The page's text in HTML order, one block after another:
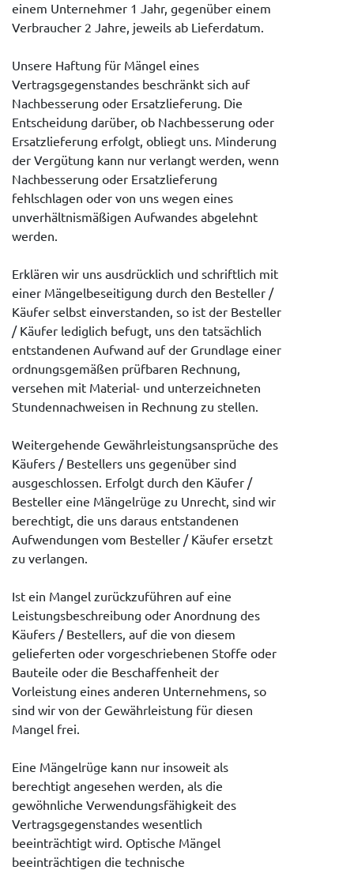
einem Unternehmer 1 Jahr, gegenüber einem
Verbraucher 2 Jahre, jeweils ab Lieferdatum.
Unsere Haftung für Mängel eines
Vertragsgegenstandes beschränkt sich auf
Nachbesserung oder Ersatzlieferung. Die
Entscheidung darüber, ob Nachbesserung oder
Ersatzlieferung erfolgt, obliegt uns. Minderung
der Vergütung kann nur verlangt werden, wenn
Nachbesserung oder Ersatzlieferung
fehlschlagen oder von uns wegen eines
unverhältnismäßigen Aufwandes abgelehnt
werden.
Erklären wir uns ausdrücklich und schriftlich mit
einer Mängelbeseitigung durch den Besteller /
Käufer selbst einverstanden, so ist der Besteller
/ Käufer lediglich befugt, uns den tatsächlich
entstandenen Aufwand auf der Grundlage einer
ordnungsgemäßen prüfbaren Rechnung,
versehen mit Material- und unterzeichneten
Stundennachweisen in Rechnung zu stellen.
Weitergehende Gewährleistungsansprüche des
Käufers / Bestellers uns gegenüber sind
ausgeschlossen. Erfolgt durch den Käufer /
Besteller eine Mängelrüge zu Unrecht, sind wir
berechtigt, die uns daraus entstandenen
Aufwendungen vom Besteller / Käufer ersetzt
zu verlangen.
Ist ein Mangel zurückzuführen auf eine
Leistungsbeschreibung oder Anordnung des
Käufers / Bestellers, auf die von diesem
gelieferten oder vorgeschriebenen Stoffe oder
Bauteile oder die Beschaffenheit der
Vorleistung eines anderen Unternehmens, so
sind wir von der Gewährleistung für diesen
Mangel frei.
Eine Mängelrüge kann nur insoweit als
berechtigt angesehen werden, als die
gewöhnliche Verwendungsfähigkeit des
Vertragsgegenstandes wesentlich
beeinträchtigt wird. Optische Mängel
beeinträchtigen die technische